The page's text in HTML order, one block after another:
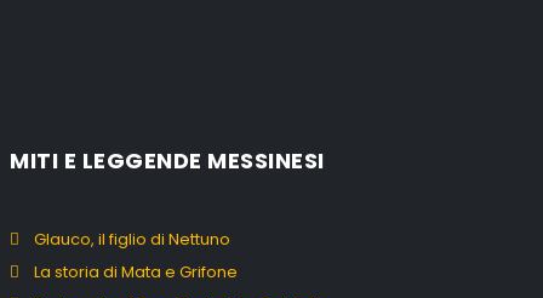
MITI E LEGGENDE MESSINESI
Glauco, il figlio di Nettuno
La storia di Mata e Grifone